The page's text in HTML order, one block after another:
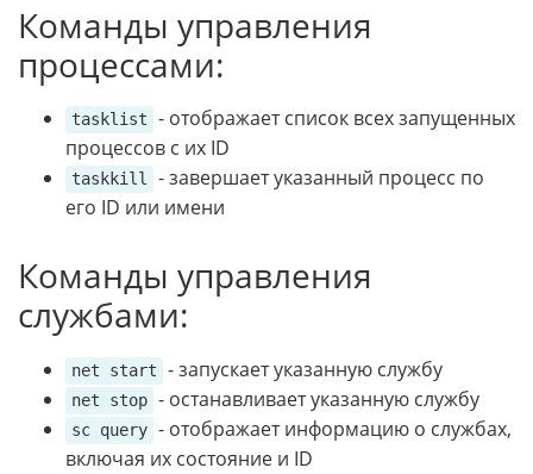
Команды управления
процессами:
tasklist
- отображает список всех запущенных
процессов с их ID
taskkill
- завершает указанный процесс по
его ID или имени
Команды управления
службами:
net start - запускает указанную службу
net stop - останавливает указанную службу
sc query - отображает информацию о службах,
включая их состояние и ID